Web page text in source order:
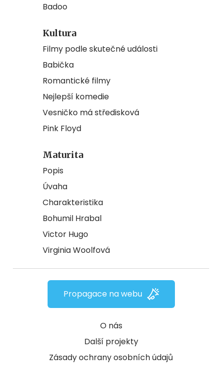
Badoo
Kultura
Filmy podle skutečné události
Babička
Romantické filmy
Nejlepší komedie
Vesničko má středisková
Pink Floyd
Maturita
Popis
Úvaha
Charakteristika
Bohumil Hrabal
Victor Hugo
Virginia Woolfová
O nás
Další projekty
Zásady ochrany osobních údajů
Propagace na webu